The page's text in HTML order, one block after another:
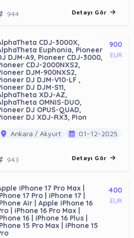
944 Detayı Gör
CDJ-3000X,
Euphonia, Pioneer
DJM-A9, Pioneer CDJ-3000,
CDJ-2000NXS2,
DJM-900NXS2,
DJ DJM-V10-LF ,
DJ DJM-S11,
XDJ-AZ,
OMNIS-DUO,
DJ OPUS-QUAD,
DJ XDJ-RX3, Pion
900
EUR
Ankara / Akyurt 01-12-2025
943 Detayı Gör
iPhone 17 Pro Max |
17 Pro | iPhone 17 |
Air | Apple iPhone 16
| iPhone 16 Pro Max |
16 | iPhone 16 Plus |
15 Pro Max | iPhone 15
400
EUR